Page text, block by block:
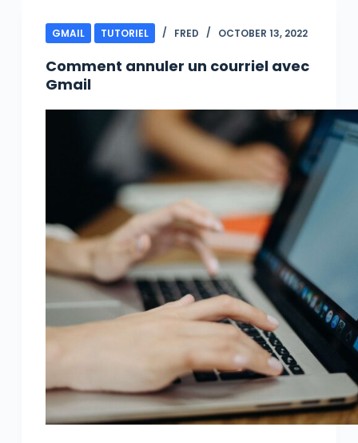
GMAIL TUTORIEL FRED OCTOBER 13, 2022
Comment annuler un courriel avec
Gmail